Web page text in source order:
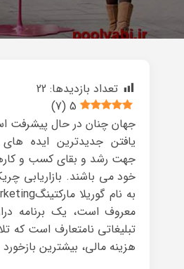
تعداد بازدیدها: 22
5
(
7
)
جهان چنان در حال پیشرفت
یافتن جدیدترین ایده های
جهت رشد و بقای کسب و
خود می باشند. بازاریابی
معروف است، یک برنامه
تبلیغاتی نامتعارف است که
هزینه مالی، بیشترین بازخورد